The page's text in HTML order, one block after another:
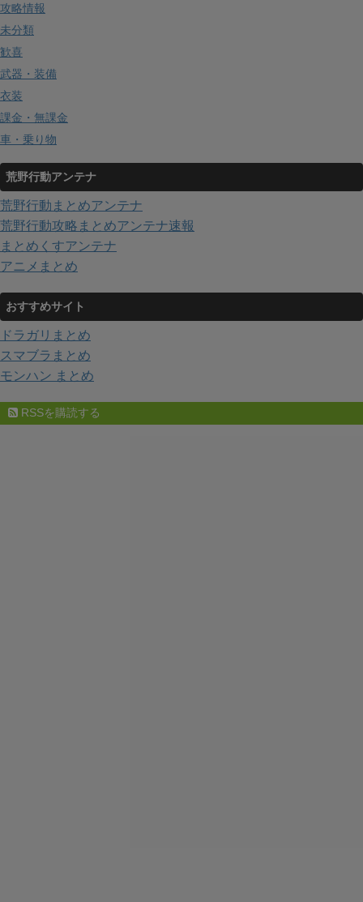
攻略情報
未分類
歓喜
武器・装備
衣装
課金・無課金
車・乗り物
荒野行動アンテナ
荒野行動まとめアンテナ
荒野行動攻略まとめアンテナ速報
まとめくすアンテナ
アニメまとめ
おすすめサイト
ドラガリまとめ
スマブラまとめ
モンハン まとめ
RSSを購読する